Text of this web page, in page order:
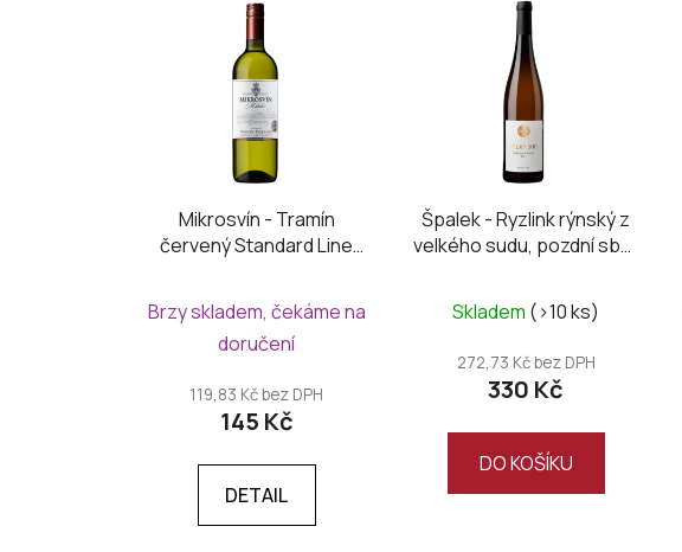
Mikrosvín - Tramín
červený Standard Line
Brzy skladem, čekáme na
doručení
119,83 Kč bez DPH
145 Kč
DETAIL
Špalek - Ryzlink rýnský z
velkého sudu, pozdní sběr
Skladem (>10 ks)
272,73 Kč bez DPH
330 Kč
DO KOŠÍKU